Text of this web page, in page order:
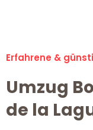
Erfahrene &
Umzug
de la